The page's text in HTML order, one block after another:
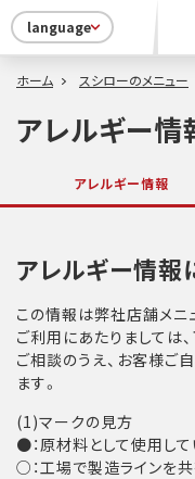
language
ホーム スシローのメニュー
アレルギー情
アレルギー情報
アレルギー情報
この情報は弊社店舗メニ
ご利用にあたりましては
ご相談のうえ、お客様ご
ます。
(1)マークの見方
●：原材料として使用して
○：工場で製造ラインを